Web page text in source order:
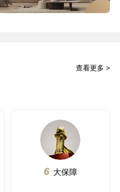
查看更多 >
6 大保障